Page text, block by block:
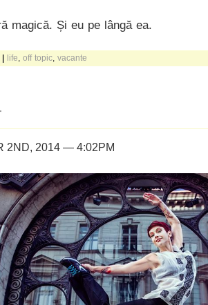
magică. Și eu pe lângă ea.
| life off topic vacante
2ND, 2014 — 4:02PM